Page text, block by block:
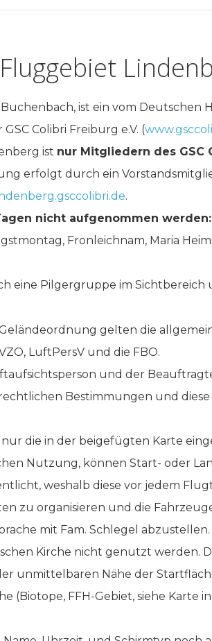
ist ein vom Deutschen
Colibri Freiburg e.V. (
ist nur Mitgliedern des GSC
erfolgt durch ein
.
nicht aufgenommen
Fronleichnam, Maria
eine Pilgergruppe im
gelten die
LuftPersV und die FBO.
und der
Bestimmungen und
die in der beigefügten Karte
Nutzung, können Start- oder
weshalb diese vor jedem
zu organisieren und die
mit Fam. Schlegel
Kirche nicht genutzt werden.
unmittelbaren Nähe der
(Biotope, FFH-Gebiet, siehe